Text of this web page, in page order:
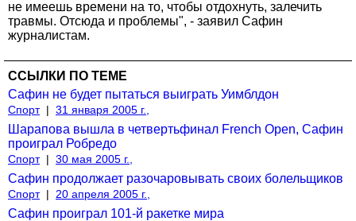
не имеешь времени на то, чтобы отдохнуть, залечить
травмы. Отсюда и проблемы", - заявил Сафин
журналистам.
ССЫЛКИ ПО ТЕМЕ
Сафин не будет пытаться выиграть Уимблдон
Спорт | 31 января 2005 г.,
Шарапова вышла в четвертьфинал French Open, Сафин
проиграл Робредо
Спорт | 30 мая 2005 г.,
Сафин продолжает разочаровывать своих болельщиков
Спорт | 20 апреля 2005 г.,
Сафин проиграл 101-й ракетке мира